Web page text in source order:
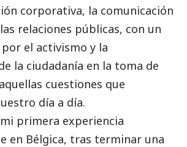
corporativa, la comunicación
relaciones públicas, con un
el activismo y la
la ciudadanía en la toma de
cuestiones que
día a día.
primera experiencia
en Bélgica, tras terminar una